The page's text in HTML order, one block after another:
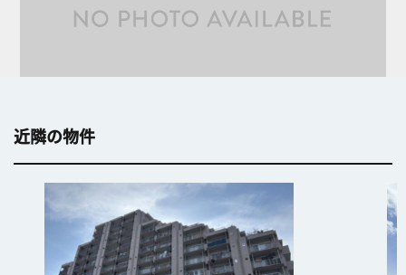
近隣の物件